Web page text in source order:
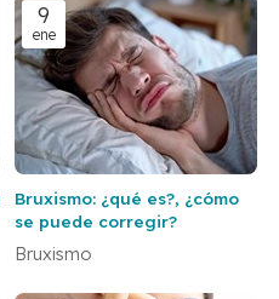
9
ene
Bruxismo: ¿qué es?, ¿cómo
se puede corregir?
Bruxismo